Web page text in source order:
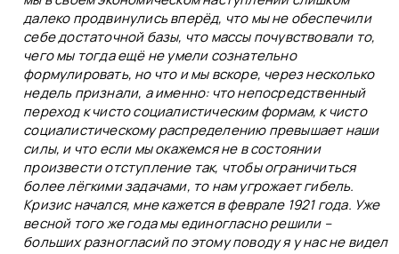
далеко продвинулись вперёд, что мы не обеспечили
себе достаточной базы, что массы почувствовали то,
чего мы тогда ещё не умели сознательно
формулировать, но что и мы вскоре, через несколько
недель признали, а именно: что непосредственный
переход к чисто социалистическим формам, к чисто
социалистическому распределению превышает наши
силы, и что если мы окажемся не в состоянии
произвести отступление так, чтобы ограничиться
более лёгкими задачами, то нам угрожает гибель.
Кризис начался, мне кажется в феврале 1921 года. Уже
весной того же года мы единогласно решили –
больших разногласий по этому поводу я у нас не видел